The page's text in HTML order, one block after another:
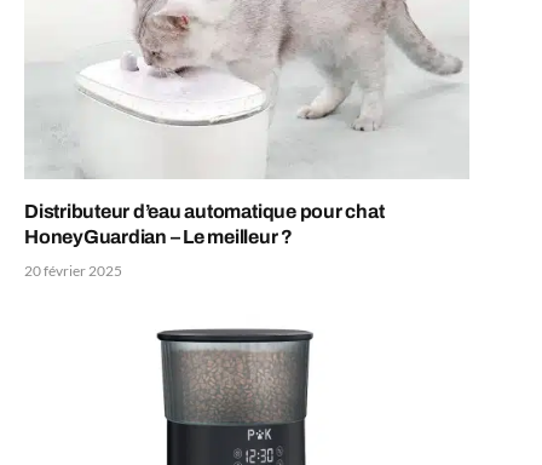
Distributeur d’eau automatique pour chat
HoneyGuardian – Le meilleur ?
20 février 2025